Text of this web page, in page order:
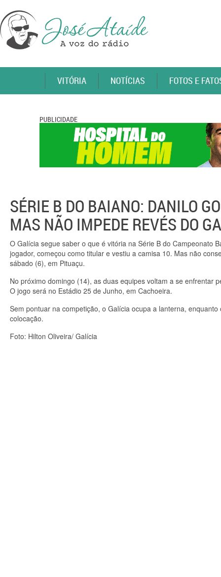
VITÓRIA NOTÍCIAS FOTOS E
PUBLICIDADE
SÉRIE B DO BAIANO: DANILO
MAS NÃO IMPEDE REVÉS DO
O Galícia segue saber o que é vitória na Série B do Campeonato
jogador, começou como titular e vestiu a camisa 10. Mas não
sábado (6), em Pituaçu.
No próximo domingo (14), as duas equipes voltam a se enfrentar
O jogo será no Estádio 25 de Junho, em Cachoeira.
Sem pontuar na competição, o Galícia ocupa a lanterna,
colocação.
Foto: Hilton Oliveira/ Galícia